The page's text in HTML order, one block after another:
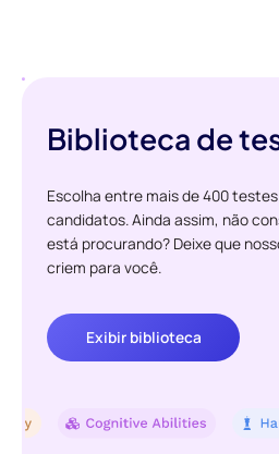
Biblioteca de
Escolha entre mais de 400
candidatos. Ainda assim, não
está procurando? Deixe que
criem para você.
Exibir biblioteca